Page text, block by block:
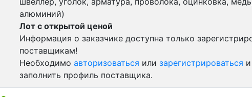
алюминий)
Лот с открытой ценой
Информация о заказчике доступна только
поставщикам!
Необходимо авторизоваться или зарегистрироваться и
заполнить профиль поставщика.